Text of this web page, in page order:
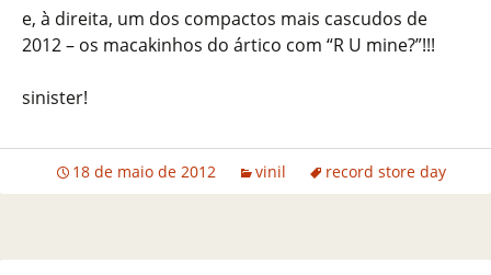
e, à direita, um dos compactos mais cascudos de
2012 – os macakinhos do ártico com “R U mine?”!!!
sinister!
18 de maio de 2012 vinil record store day